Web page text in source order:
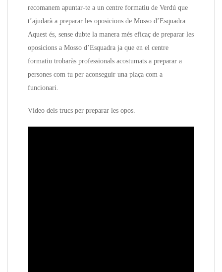
recomanem apuntar-te a un centre formatiu de Verdú que
t’ajudarà a preparar les oposicions de Mosso d’Esquadra. .
Aquest és, sense dubte la manera més eficaç de preparar les
oposicions a Mosso d’Esquadra ja que en el centre
formatiu trobaràs professionals acostumats a preparar a
persones com tu per aconseguir una plaça com a
funcionari.
Vídeo dels trucs per preparar les opos.